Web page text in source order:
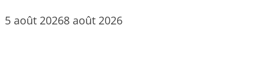
5 août 20268 août 2026